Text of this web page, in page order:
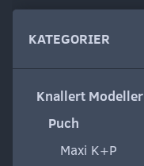
KATEGORIER
Knallert Modeller
Puch
Maxi K+P